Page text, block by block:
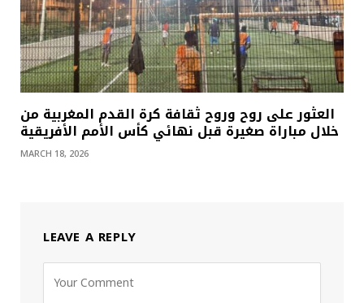
العثور على روح وروح ثقافة كرة القدم المغربية من
خلال مباراة صغيرة قبل نهائي كأس الأمم الأفريقية
MARCH 18, 2026
LEAVE A REPLY